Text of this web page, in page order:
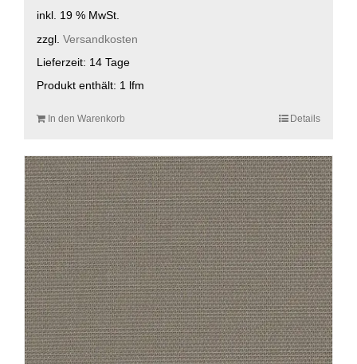
inkl. 19 % MwSt.
zzgl. Versandkosten
Lieferzeit: 14 Tage
Produkt enthält: 1 lfm
In den Warenkorb Details